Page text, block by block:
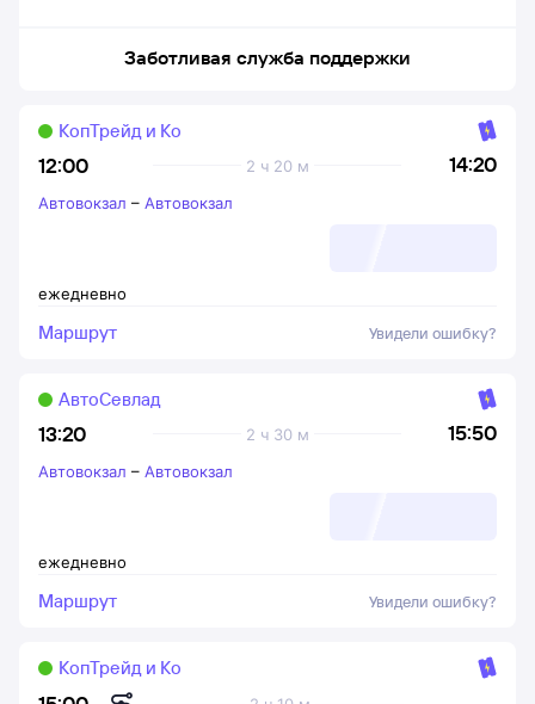
Заботливая служба поддержки
12:00 14:20
2 ч 20 м
КопТрейд и Ко
ежедневно
Автовокзал – Автовокзал
Маршрут Увидели ошибку?
13:20 15:50
2 ч 30 м
АвтоСевлад
ежедневно
Автовокзал – Автовокзал
Маршрут Увидели ошибку?
КопТрейд и Ко